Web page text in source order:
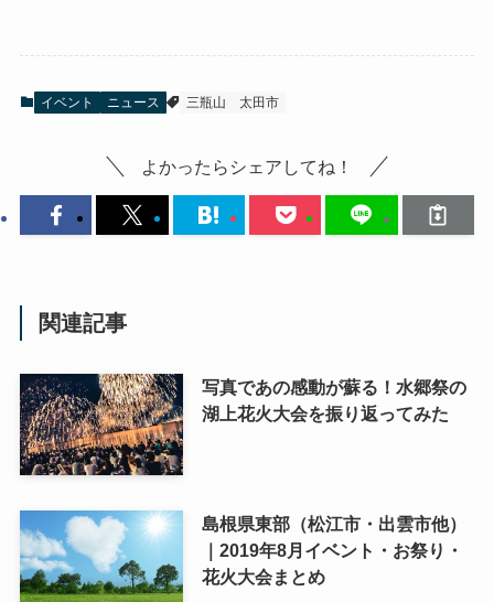
イベント ニュース 三瓶山 太田市
よかったらシェアしてね！
関連記事
写真であの感動が蘇る！水郷祭の
湖上花火大会を振り返ってみた
島根県東部（松江市・出雲市他）
｜2019年8月イベント・お祭り・
花火大会まとめ